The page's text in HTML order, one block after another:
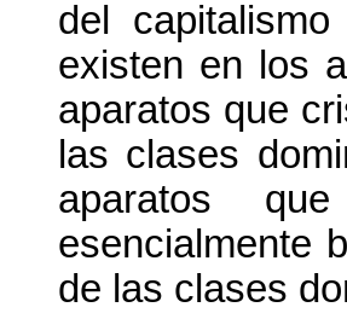
del
existen en los
aparatos que
las clases
aparatos
esencialmente
de las clases